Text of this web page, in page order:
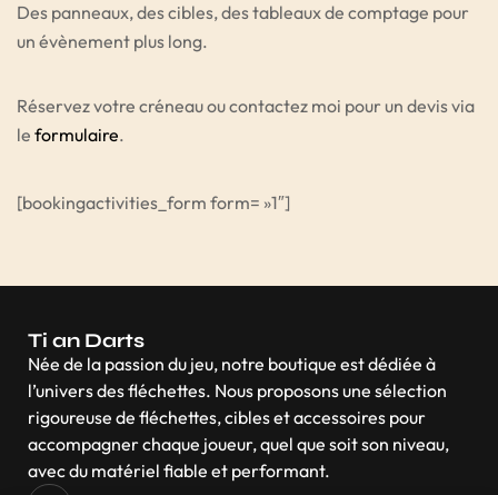
Des panneaux, des cibles, des tableaux de comptage pour
un évènement plus long.
Réservez votre créneau ou contactez moi pour un devis via
le formulaire.
[bookingactivities_form form= »1″]
Ti an Darts
Née de la passion du jeu, notre boutique est dédiée à
l’univers des fléchettes. Nous proposons une sélection
rigoureuse de fléchettes, cibles et accessoires pour
accompagner chaque joueur, quel que soit son niveau,
avec du matériel fiable et performant.